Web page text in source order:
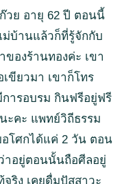
ย อายุ 62 ปี ตอนนี้
บ้านแล้วก็ที่รู้จักกับ
ของร้านทองค่ะ เขา
ขียวมา เขาก็โทร
ารอบรม กินฟรีอยู่ฟรี
ะคะ แพทย์วิถีธรรม
อโศกได้แค่ 2 วัน ตอน
าอยู่ตอนนั้นถือศีลอยู่
ริง เคยดื่มปัสสาวะ